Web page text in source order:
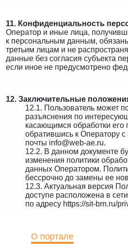
11. Конфиденциальность
Оператор и иные лица,
к персональным данным,
третьим лицам и не
данные без согласия субъекта
если иное не предусмотрено
12. Заключительные
12.1. Пользователь может
разъяснения по
касающимся обработки
обратившись к Оператору
почты info@web-ae.ru.
12.2. В данном документе
изменения политики
данных Оператором.
бессрочно до замены ее
12.3. Актуальная версия
доступе расположена в
по адресу https://sit-brn.ru/
О портале